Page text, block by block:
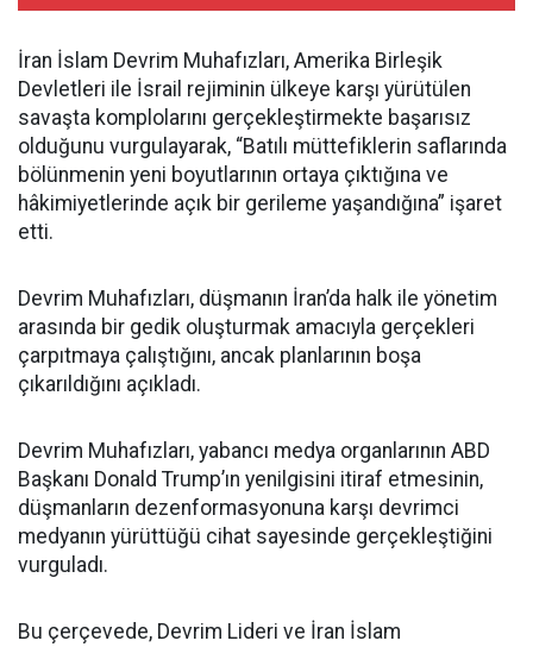
İran İslam Devrim Muhafızları, Amerika Birleşik
Devletleri ile İsrail rejiminin ülkeye karşı yürütülen
savaşta komplolarını gerçekleştirmekte başarısız
olduğunu vurgulayarak, “Batılı müttefiklerin saflarında
bölünmenin yeni boyutlarının ortaya çıktığına ve
hâkimiyetlerinde açık bir gerileme yaşandığına” işaret
etti.
Devrim Muhafızları, düşmanın İran’da halk ile yönetim
arasında bir gedik oluşturmak amacıyla gerçekleri
çarpıtmaya çalıştığını, ancak planlarının boşa
çıkarıldığını açıkladı.
Devrim Muhafızları, yabancı medya organlarının ABD
Başkanı Donald Trump’ın yenilgisini itiraf etmesinin,
düşmanların dezenformasyonuna karşı devrimci
medyanın yürüttüğü cihat sayesinde gerçekleştiğini
vurguladı.
Bu çerçevede, Devrim Lideri ve İran İslam